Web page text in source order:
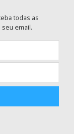
todas as
email.